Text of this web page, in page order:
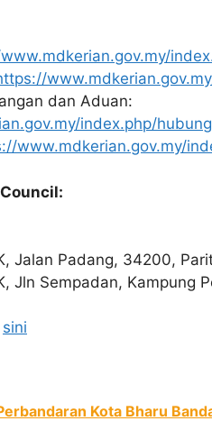
dan Aduan:
index.php/
www.mdkerian.gov.my/
Jalan Padang, 34200,
Jln Sempadan, Kampung
sini
Kota Bharu